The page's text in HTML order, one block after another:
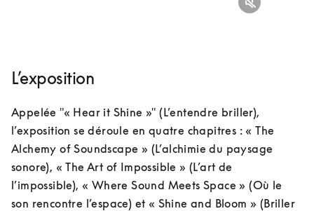
L’exposition
Appelée "« Hear it Shine »" (L’entendre briller),
l’exposition se déroule en quatre chapitres : « The
Alchemy of Soundscape » (L’alchimie du paysage
sonore), « The Art of Impossible » (L’art de
l’impossible), « Where Sound Meets Space » (Où le
son rencontre l’espace) et « Shine and Bloom » (Briller